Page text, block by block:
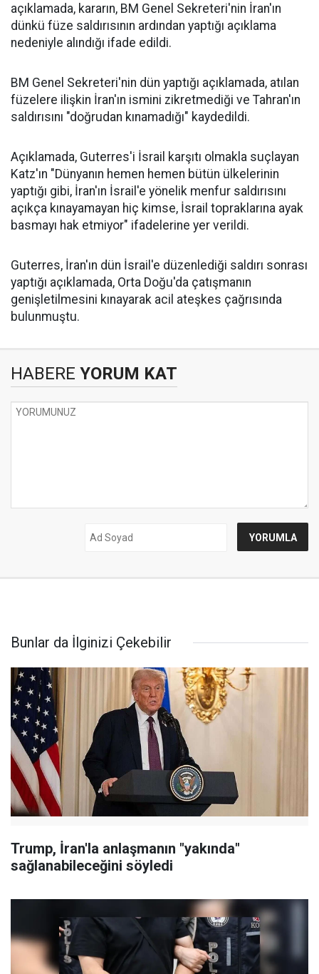
açıklamada, kararın, BM Genel Sekreteri'nin İran'ın
dünkü füze saldırısının ardından yaptığı açıklama
nedeniyle alındığı ifade edildi.
BM Genel Sekreteri'nin dün yaptığı açıklamada, atılan
füzelere ilişkin İran'ın ismini zikretmediği ve Tahran'ın
saldırısını "doğrudan kınamadığı" kaydedildi.
Açıklamada, Guterres'i İsrail karşıtı olmakla suçlayan
Katz'ın "Dünyanın hemen hemen bütün ülkelerinin
yaptığı gibi, İran'ın İsrail'e yönelik menfur saldırısını
açıkça kınayamayan hiç kimse, İsrail topraklarına ayak
basmayı hak etmiyor" ifadelerine yer verildi.
Guterres, İran'ın dün İsrail'e düzenlediği saldırı sonrası
yaptığı açıklamada, Orta Doğu'da çatışmanın
genişletilmesini kınayarak acil ateşkes çağrısında
bulunmuştu.
HABERE YORUM KAT
Bunlar da İlginizi Çekebilir
Trump, İran'la anlaşmanın "yakında"
sağlanabileceğini söyledi